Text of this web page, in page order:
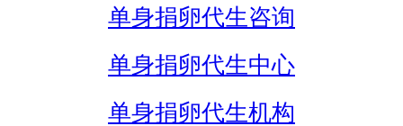
单身捐卵代生咨询
单身捐卵代生中心
单身捐卵代生机构